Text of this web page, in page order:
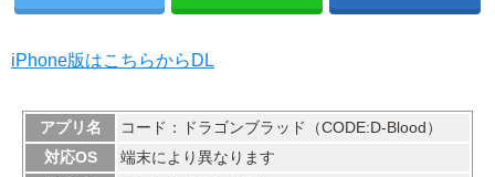
iPhone版はこちらからDL
アプリ名
コード：ドラゴンブラッド（CODE:D-Blood）
対応OS
端末により異なります